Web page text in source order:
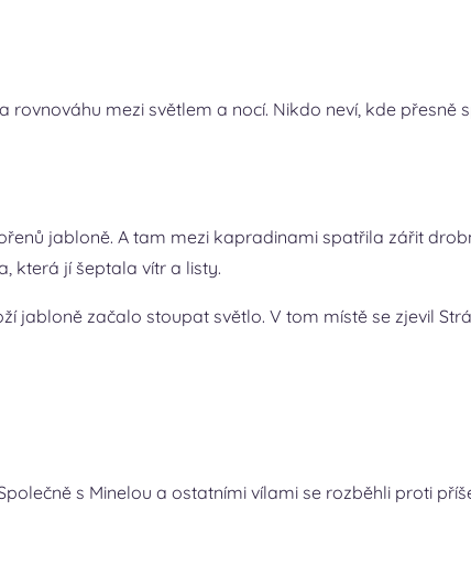
mezi světlem a nocí. Nikdo neví, kde přesně
jabloně. A tam mezi kapradinami spatřila zářit
která jí šeptala vítr a listy.
jabloně začalo stoupat světlo. V tom místě se zjevil
s Minelou a ostatními vílami se rozběhli proti